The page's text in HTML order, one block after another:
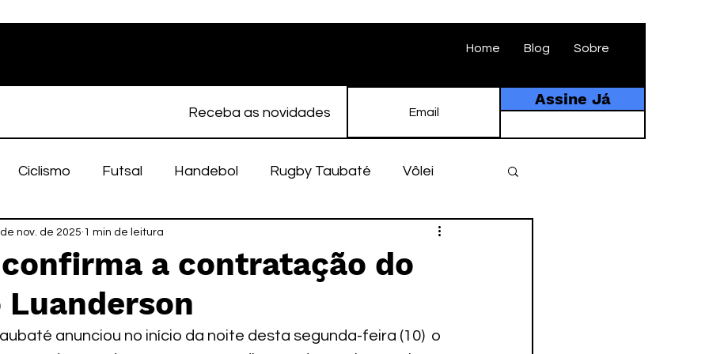
Home Blog Sobre
Receba as novidades
Assine Já
Ciclismo Futsal Handebol Rugby Taubaté Vôlei
Feminino Atletismo História
Taubaté Fut7
a contratação do
Luanderson
de nov. de 2025 1 min de leitura
anunciou no início da noite desta segunda-feira (10)  o